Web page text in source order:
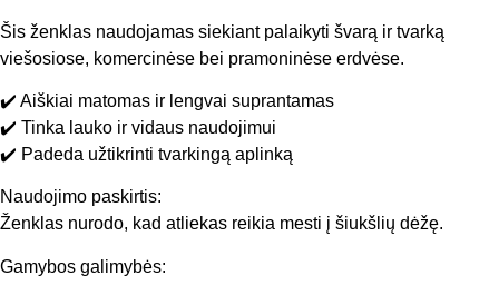
Šis ženklas naudojamas siekiant palaikyti švarą ir tvarką
viešosiose, komercinėse bei pramoninėse erdvėse.
✔️ Aiškiai matomas ir lengvai suprantamas
✔️ Tinka lauko ir vidaus naudojimui
✔️ Padeda užtikrinti tvarkingą aplinką
Naudojimo paskirtis:
Ženklas nurodo, kad atliekas reikia mesti į šiukšlių dėžę.
Gamybos galimybės: